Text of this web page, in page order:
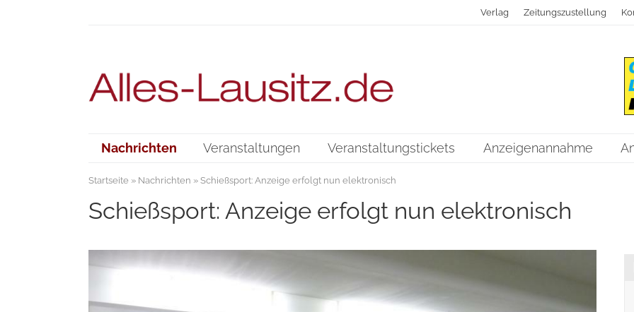
Verlag Zeitungszustellung
Nachrichten Veranstaltungen Veranstaltungstickets Anzeigenannahme
Startseite» Nachrichten » Schießsport: Anzeige erfolgt nun elektronisch
Schießsport: Anzeige erfolgt nun elektronisch